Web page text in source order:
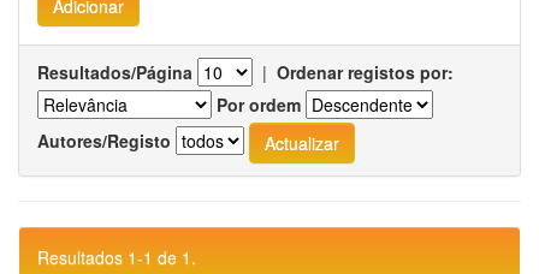
Resultados/Página | Ordenar registos por:
Por ordem
Autores/Registo
Resultados 1-1 de 1.